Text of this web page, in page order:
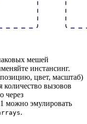
мешей
инстансинг.
цвет, масштаб)
количество вызовов
через
можно эмулировать
.